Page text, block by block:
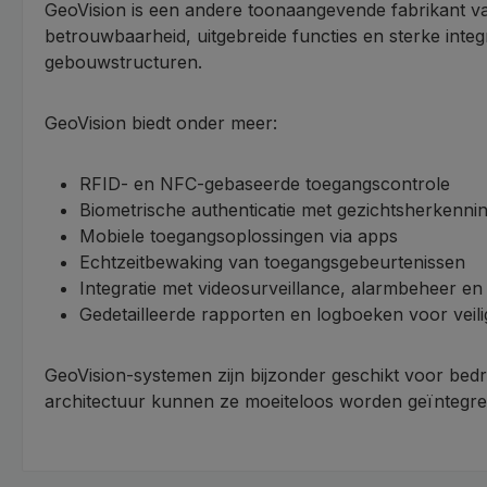
GeoVision is een andere toonaangevende fabrikant
betrouwbaarheid, uitgebreide functies en sterke
gebouwstructuren.
GeoVision biedt onder meer:
RFID- en NFC-gebaseerde toegangscontrole
Biometrische authenticatie met
Mobiele toegangsoplossingen via apps
Echtzeitbewaking van toegangsgebeurtenissen
Integratie met videosurveillance, alarmbeheer
Gedetailleerde rapporten en logboeken voor
GeoVision-systemen zijn bijzonder geschikt voor
architectuur kunnen ze moeiteloos worden